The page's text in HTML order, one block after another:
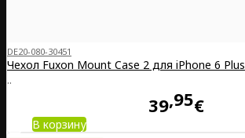
DE20-080-30451
Чехол Fuxon Mount Case 2 для iPhone 6 Plus
..
39 95€
В корзину